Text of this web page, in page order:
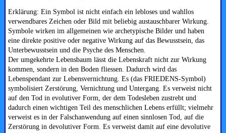
Erklärung: Ein Symbol ist nicht einfach ein lebloses und wahllos
verwendbares Zeichen oder Bild mit beliebig austauschbarer Wirkung.
Symbole wirken im allgemeinen wie archetypische Bilder und haben
eine direkte positive oder negative Wirkung auf das Bewusstsein, das
Unterbewusstsein und die Psyche des Menschen.
Der umgekehrte Lebensbaum lässt die Lebenskraft nicht zur Wirkung
kommen, sondern in den Boden fliessen. Dadurch wird das
Lebenspendant zur Lebensvernichtung. Es (das FRIEDENS-Symbol)
symbolisiert Zerstörung, Vernichtung und Untergang. Es verweist nicht
auf den Tod in evolutiver Form, der dem Todesleben zustrebt und
dadurch einen wichtigen Teil des menschlichen Lebens erfüllt; vielmehr
verweist es in der Falschanwendung auf einen sinnlosen Tod, auf die
Zerstörung in devolutiver Form. Es verweist damit auf eine devolutive